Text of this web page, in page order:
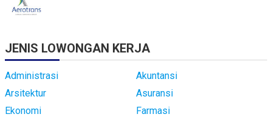
JENIS LOWONGAN KERJA
Administrasi
Akuntansi
Arsitektur
Asuransi
Ekonomi
Farmasi